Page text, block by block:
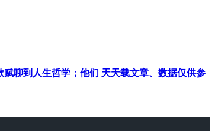
赋聊到人生哲学；他们 天天载文章、数据仅供参